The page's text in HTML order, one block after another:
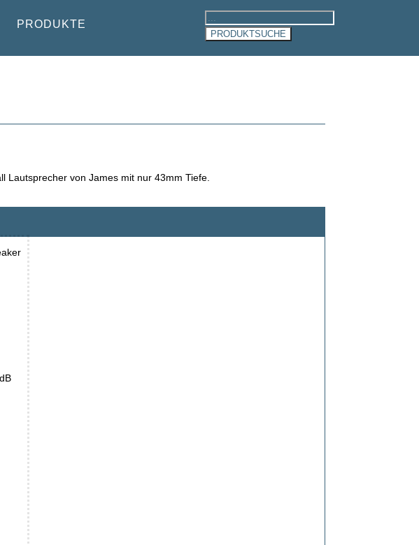
PRODUKTE
search
PRODUKTSUCHE
Lautsprecher von James mit nur 43mm Tiefe.